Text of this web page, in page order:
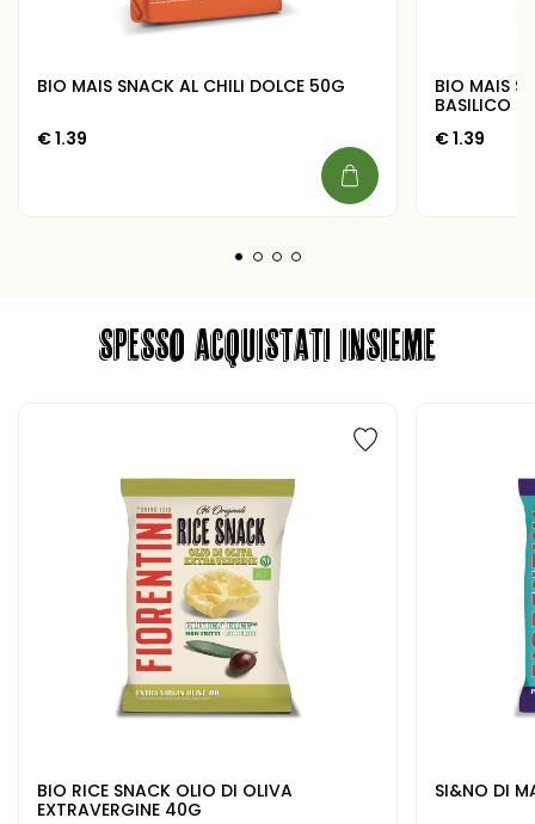
BIO MAIS SNACK AL CHILI DOLCE 50G
€1.39
BIO MAIS
BASILICO
€1.39
SPESSO ACQUISTATI INSIEME
BIO RICE SNACK OLIO DI OLIVA
EXTRAVERGINE 40G
SI&NO DI